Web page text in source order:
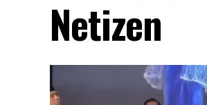
Netizen